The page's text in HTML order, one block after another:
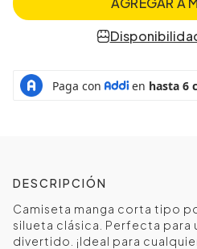
DESCRIPCIÓN
Camiseta manga corta tipo
silueta clásica. Perfecta para
divertido. ¡Ideal para